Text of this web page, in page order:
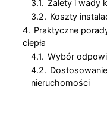
3.1. Zalety i wady
3.2. Koszty
4. Praktyczne
ciepła
4.1. Wybór
4.2.
nieruchomości